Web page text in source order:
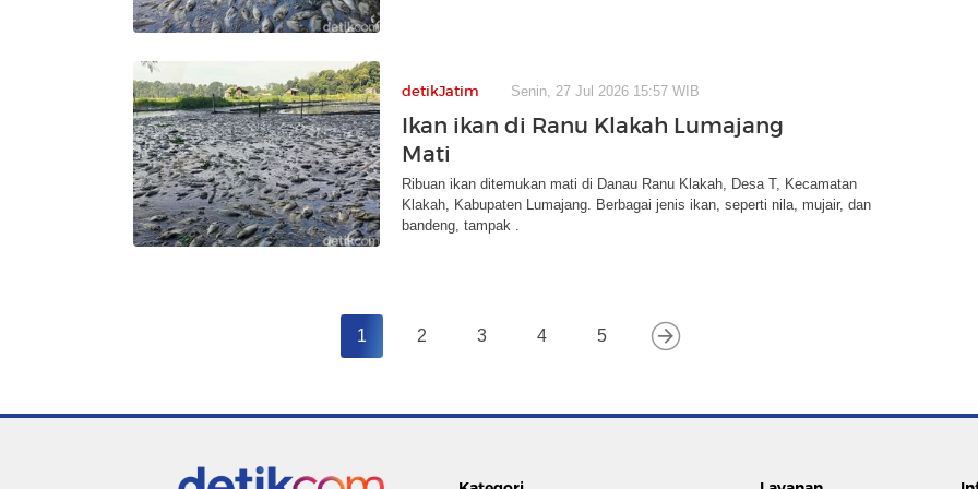
detikJatim Senin, 27 Jul 2026 15:57 WIB
Ikan ikan di Ranu Klakah Lumajang
Mati
Ribuan ikan ditemukan mati di Danau Ranu Klakah, Desa T, Kecamatan
Klakah, Kabupaten Lumajang. Berbagai jenis ikan, seperti nila, mujair, dan
bandeng, tampak .
1 2 3 4 5